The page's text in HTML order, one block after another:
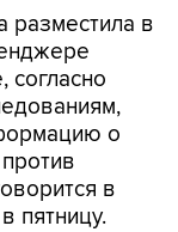
разместила в
согласно
о
в
пятницу.